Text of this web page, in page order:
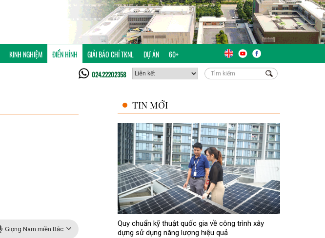
KINH NGHIỆM ĐIỂN HÌNH GIẢI BÁO CHÍ TKNL DỰ ÁN 60+
024.22202358
Giọng Nam miền Bắc
TIN MỚI
Quy chuẩn kỹ thuật quốc gia về công trình xây
dựng sử dụng năng lượng hiệu quả